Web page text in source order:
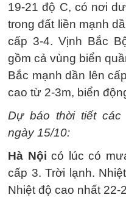
19-21 độ C, có nơi
trong đất liền mạnh
cấp 3-4. Vịnh Bắc
gồm cả vùng biển
Bắc mạnh dần lên
cao từ 2-3m, biển
Dự báo thời tiết
ngày 15/10:
Hà Nội có lúc có
cấp 3. Trời lạnh.
Nhiệt độ cao nhất 22-